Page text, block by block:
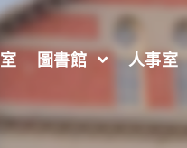
圖書館 人事室
實務班」、「進修